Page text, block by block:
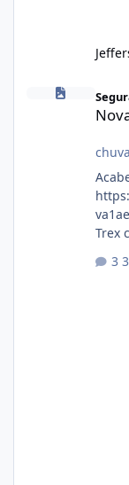
Novas
Trex